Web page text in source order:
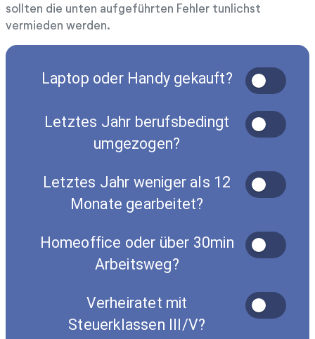
sollten die unten aufgeführten Fehler tunlichst
vermieden werden.
Laptop oder Handy gekauft?
Letztes Jahr berufsbedingt
umgezogen?
Letztes Jahr weniger als 12
Monate gearbeitet?
Homeoffice oder über 30min
Arbeitsweg?
Verheiratet mit
Steuerklassen III/V?